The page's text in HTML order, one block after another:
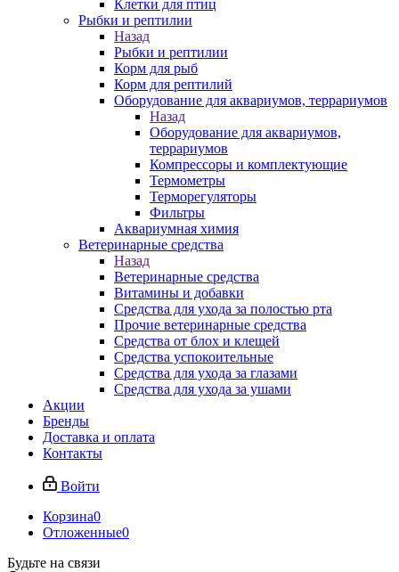
Клетки для птиц
Рыбки и рептилии
Назад
Рыбки и рептилии
Корм для рыб
Корм для рептилий
Оборудование для аквариумов, террариумов
Назад
Оборудование для аквариумов,
террариумов
Компрессоры и комплектующие
Термометры
Терморегуляторы
Фильтры
Аквариумная химия
Ветеринарные средства
Назад
Ветеринарные средства
Витамины и добавки
Средства для ухода за полостью рта
Прочие ветеринарные средства
Средства от блох и клещей
Средства успокоительные
Средства для ухода за глазами
Средства для ухода за ушами
Акции
Бренды
Доставка и оплата
Контакты
Войти
Корзина0
Отложенные0
Будьте на связи